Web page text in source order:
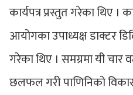
कार्यपत्र प्रस्तुत गरेका थिए ।
आयोगका उपाध्यक्ष डाक्टर
गरेका थिए । समग्रमा यी चार
छलफल गरी पाणिनिको